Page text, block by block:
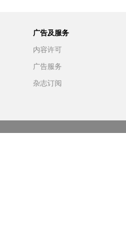
广告及服务
内容许可
广告服务
杂志订阅